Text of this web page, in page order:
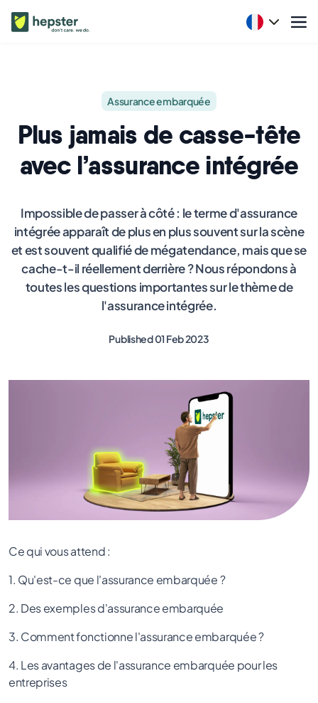
Assurance embarquée
Plus jamais de casse-tête
avec l’assurance intégrée
Impossible de passer à côté : le terme d'assurance
intégrée apparaît de plus en plus souvent sur la scène
et est souvent qualifié de mégatendance, mais que se
cache-t-il réellement derrière ? Nous répondons à
toutes les questions importantes sur le thème de
l'assurance intégrée.
Published 01 Feb 2023
Ce qui vous attend :
1. Qu'est-ce que l'assurance embarquée ?
2. Des exemples d'assurance embarquée
3. Comment fonctionne l'assurance embarquée ?
4. Les avantages de l'assurance embarquée pour les
entreprises